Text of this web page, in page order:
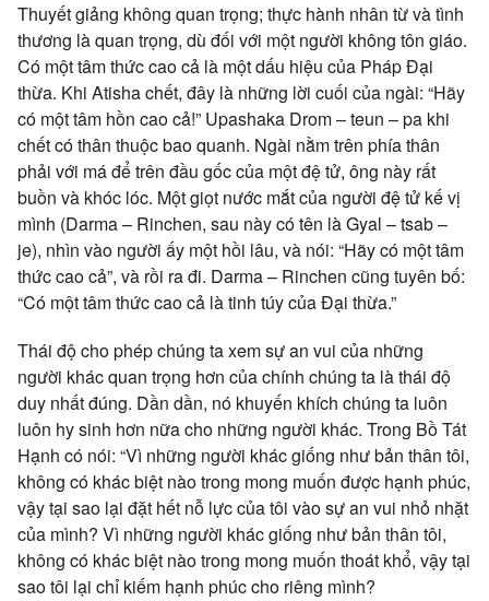
Thuyết giảng không quan trọng; thực hành nhân từ và tình
thương là quan trọng, dù đối với một người không tôn giáo.
Có một tâm thức cao cả là một dấu hiệu của Pháp Đại
thừa. Khi Atisha chết, đây là những lời cuối của ngài: “Hãy
có một tâm hồn cao cả!” Upashaka Drom – teun – pa khi
chết có thân thuộc bao quanh. Ngài nằm trên phía thân
phải với má để trên đầu gốc của một đệ tử, ông này rất
buồn và khóc lóc. Một giọt nước mắt của người đệ tử kế vị
mình (Darma – Rinchen, sau này có tên là Gyal – tsab –
je), nhìn vào người ấy một hồi lâu, và nói: “Hãy có một tâm
thức cao cả”, và rồi ra đi. Darma – Rinchen cũng tuyên bố:
“Có một tâm thức cao cả là tinh túy của Đại thừa.”
Thái độ cho phép chúng ta xem sự an vui của những
người khác quan trọng hơn của chính chúng ta là thái độ
duy nhất đúng. Dần dần, nó khuyến khích chúng ta luôn
luôn hy sinh hơn nữa cho những người khác. Trong Bồ Tát
Hạnh có nói: “Vì những người khác giống như bản thân tôi,
không có khác biệt nào trong mong muốn được hạnh phúc,
vậy tại sao lại đặt hết nỗ lực của tôi vào sự an vui nhỏ nhặt
của mình? Vì những người khác giống như bản thân tôi,
không có khác biệt nào trong mong muốn thoát khổ, vậy tại
sao tôi lại chỉ kiếm hạnh phúc cho riêng mình?